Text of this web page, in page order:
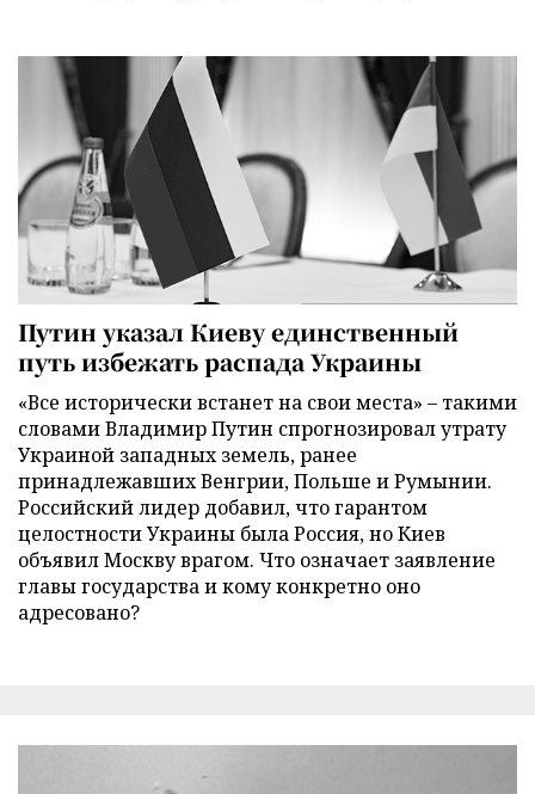
Путин указал Киеву единственный
путь избежать распада Украины
«Все исторически встанет на свои места» – такими
словами Владимир Путин спрогнозировал утрату
Украиной западных земель, ранее
принадлежавших Венгрии, Польше и Румынии.
Российский лидер добавил, что гарантом
целостности Украины была Россия, но Киев
объявил Москву врагом. Что означает заявление
главы государства и кому конкретно оно
адресовано?